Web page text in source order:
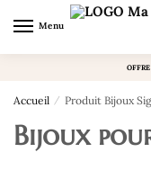
navigation
content
Menu
Accueil / Produit Bijoux
Bijoux